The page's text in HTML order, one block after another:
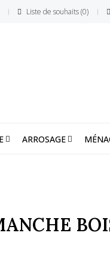
Liste de souhaits 0
ARROSAGE